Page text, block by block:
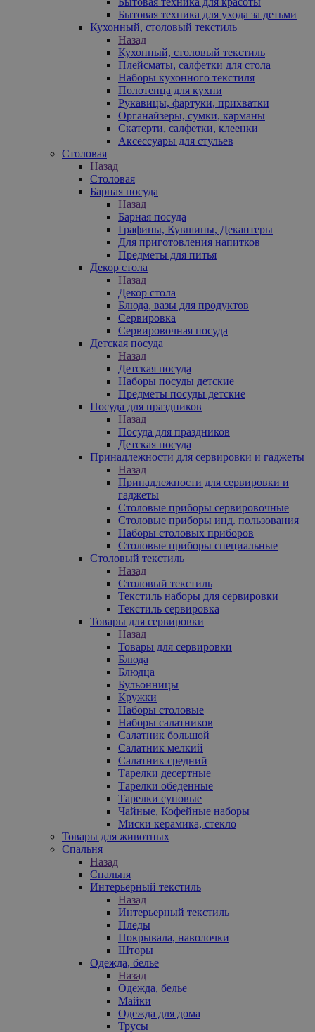
Бытовая техника для ухода за детьми
Кухонный, столовый текстиль
Назад
Кухонный, столовый текстиль
Плейсматы, салфетки для стола
Наборы кухонного текстиля
Полотенца для кухни
Рукавицы, фартуки, прихватки
Органайзеры, сумки, карманы
Скатерти, салфетки, клеенки
Аксессуары для стульев
Столовая
Назад
Столовая
Барная посуда
Назад
Барная посуда
Графины, Кувшины, Декантеры
Для приготовления напитков
Предметы для питья
Декор стола
Назад
Декор стола
Блюда, вазы для продуктов
Сервировка
Сервировочная посуда
Детская посуда
Назад
Детская посуда
Наборы посуды детские
Предметы посуды детские
Посуда для праздников
Назад
Посуда для праздников
Детская посуда
Принадлежности для сервировки и гаджеты
Назад
Принадлежности для сервировки и
гаджеты
Столовые приборы сервировочные
Столовые приборы инд. пользования
Наборы столовых приборов
Столовые приборы специальные
Столовый текстиль
Назад
Столовый текстиль
Текстиль наборы для сервировки
Текстиль сервировка
Товары для сервировки
Назад
Товары для сервировки
Блюда
Блюдца
Бульонницы
Кружки
Наборы столовые
Наборы салатников
Салатник большой
Салатник мелкий
Салатник средний
Тарелки десертные
Тарелки обеденные
Тарелки суповые
Чайные, Кофейные наборы
Миски керамика, стекло
Товары для животных
Спальня
Назад
Спальня
Интерьерный текстиль
Назад
Интерьерный текстиль
Пледы
Покрывала, наволочки
Шторы
Одежда, белье
Назад
Одежда, белье
Майки
Одежда для дома
Трусы